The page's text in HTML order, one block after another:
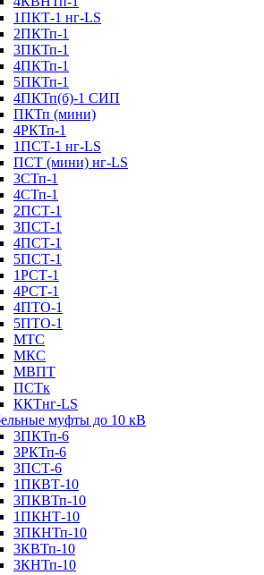
1ПКТ-1 нг-LS
2ПКТп-1
3ПКТп-1
4ПКТп-1
5ПКТп-1
4ПКТп(б)-1 СИП
ПКТп (мини)
4РКТп-1
1ПСТ-1 нг-LS
ПСТ (мини) нг-LS
3СТп-1
4СТп-1
2ПСТ-1
3ПСТ-1
4ПСТ-1
5ПСТ-1
1РСТ-1
4РСТ-1
4ПТО-1
5ПТО-1
МТС
МКС
МВПТ
ПСТк
ККТнг-LS
муфты до 10 кВ
3ПКТп-6
3РКТп-6
3ПСТ-6
1ПКВТ-10
3ПКВТп-10
1ПКНТ-10
3ПКНТп-10
3КВТп-10
3КНТп-10